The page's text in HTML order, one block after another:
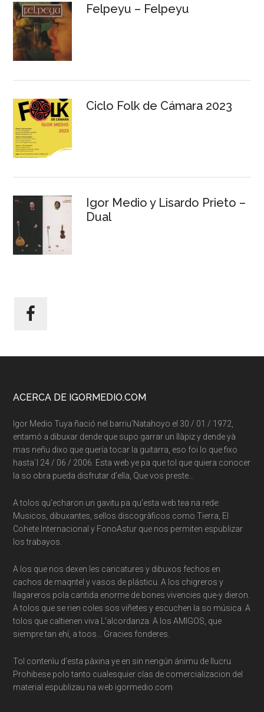
Felpeyu – Felpeyu
Ciclo Folk de Cámara 2023
Igor Medio y Lisardo Prieto –
Dual
Footer
ACERCA DE IGORMEDIO.COM
Igor Medio Tuya ñació nel barriu’Natahoyo el 30 / 01 / 1972,
entamó a dibuxar dende que supo garrar un llàpiz y dende yà
mas neñu dixo que quería tocar la guitarra, eso foi lo que fixo
hasta`l 24 / 06 / 2006. Esta web ye pa que tol que quiera conocer
la so obra pueda disfrutar d’ella, Que vos preste…
A tolos qu’echaron un gavitu pa qu’esta web tea na rede:
Musicos, dibuxantes, sellos discogràficos como Tierra, El
Cohete Internacional y FonoAstur que nos permiten espublizar
los trabayos.
A los que nos dexen les caricatures y dibuxos fechos en
cachos de maqntel y vasos de plásticu. A los chigreros y
llagareros pola cantida enorme de bones vivencies que-y dieron.
A tolos que se rien coles sos viñetes y escuchen la so música. A
tolos que caltienen viva L’alcordanza. A los AMIGOS, que
siempre tan ehí, a toos… Gracies fonderes.
Tol contenìu d’esta pàxina ye en sin nengún ánimu de llucru.
Prohibese polo tanto cualesquier clas de comercializacion del
material espublizau na web igormedio.com